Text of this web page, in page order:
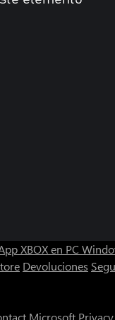
XBOX en PC
Devoluciones
Microsoft